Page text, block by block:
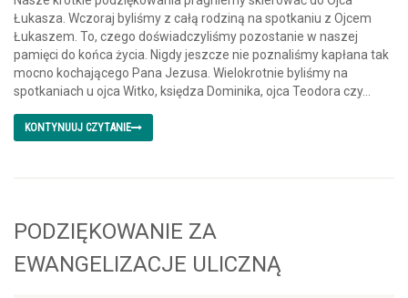
Łukasza. Wczoraj byliśmy z całą rodziną na spotkaniu z Ojcem
Łukaszem. To, czego doświadczyliśmy pozostanie w naszej
pamięci do końca życia. Nigdy jeszcze nie poznaliśmy kapłana tak
mocno kochającego Pana Jezusa. Wielokrotnie byliśmy na
spotkaniach u ojca Witko, księdza Dominika, ojca Teodora czy...
KONTYNUUJ CZYTANIE
PODZIĘKOWANIE ZA
EWANGELIZACJE ULICZNĄ